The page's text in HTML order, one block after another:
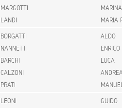
MARGOTTI
MARINA
LANDI
MARIA
BORGATTI
ALDO
NANNETTI
ENRICO
BARCHI
LUCA
CALZONI
PRATI
LEONI
GUIDO